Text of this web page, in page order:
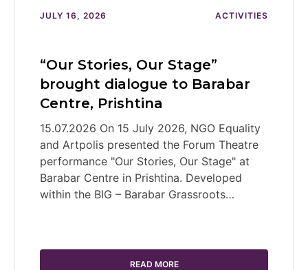
JULY 16, 2026 ACTIVITIES
“Our Stories, Our Stage”
brought dialogue to Barabar
Centre, Prishtina
15.07.2026 On 15 July 2026, NGO Equality
and Artpolis presented the Forum Theatre
performance "Our Stories, Our Stage" at
Barabar Centre in Prishtina. Developed
within the BIG – Barabar Grassroots…
READ MORE